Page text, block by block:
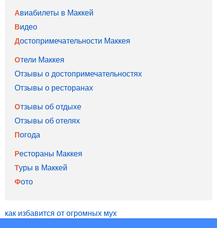
Авиабилеты в Маккей
Видео
Достопримечательности Маккея
Отели Маккея
Отзывы о достопримечательностях
Отзывы о ресторанах
Отзывы об отдыхе
Отзывы об отелях
Погода
Рестораны Маккея
Туры в Маккей
Фото
как избавится от огромных мух